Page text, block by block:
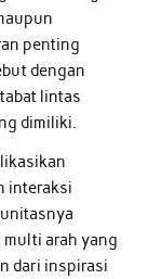
penting
dengan
lintas
dimiliki.
interaksi
arah yang
dari inspirasi